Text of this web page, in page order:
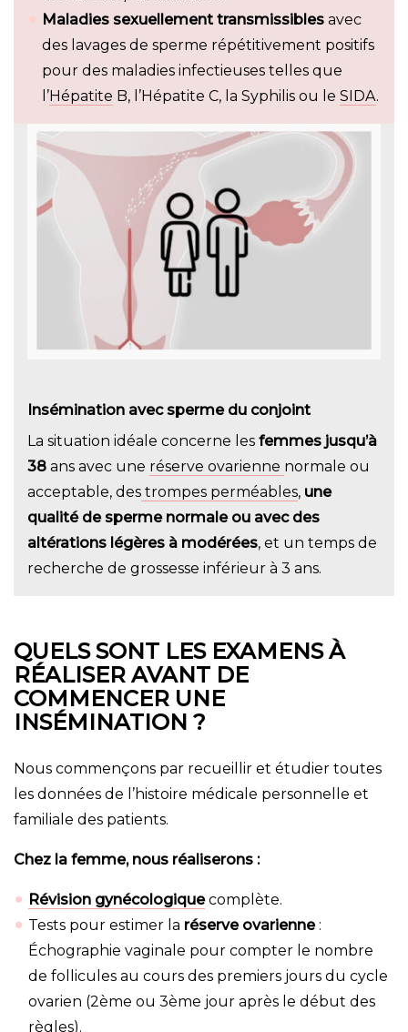
Maladies sexuellement transmissibles avec
des lavages de sperme répétitivement positifs
pour des maladies infectieuses telles que
l’Hépatite B, l’Hépatite C, la Syphilis ou le SIDA.
Insémination avec sperme du conjoint
La situation idéale concerne les femmes jusqu’à
38 ans avec une réserve ovarienne normale ou
acceptable, des trompes perméables, une
qualité de sperme normale ou avec des
altérations légères à modérées, et un temps de
recherche de grossesse inférieur à 3 ans.
QUELS SONT LES EXAMENS À
RÉALISER AVANT DE
COMMENCER UNE
INSÉMINATION ?
Nous commençons par recueillir et étudier toutes
les données de l’histoire médicale personnelle et
familiale des patients.
Chez la femme, nous réaliserons :
Révision gynécologiquecomplète.
Tests pour estimer la réserve ovarienne:
Échographie vaginale pour compter le nombre
de follicules au cours des premiers jours du cycle
ovarien (2ème ou 3ème jour après le début des
règles).